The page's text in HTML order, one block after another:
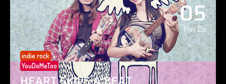
05
May 25
indie rock
YouDoMeToo